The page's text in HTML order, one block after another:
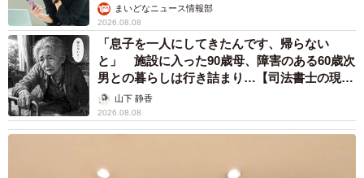
番組公式サイト
番組公式Ｘ
番組公式Instagram
まいどなニュース情報部
2026.08.08
「息子を一人にしてきたんです、帰らない
と」 施設に入った90歳母、障害のある60歳次
男との暮らしは行き詰まり…【司法書士の現場
から】山下 静香
2026.08.08